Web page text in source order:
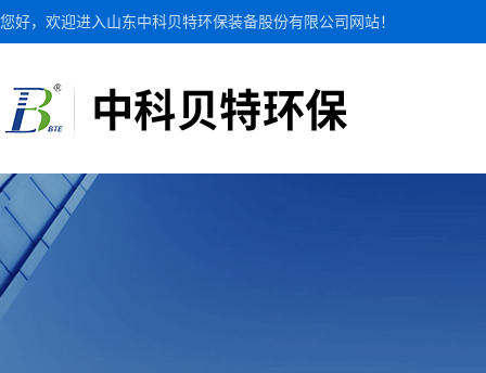
您好，欢迎进入山东中科贝特环保装备股份有限公司网站！